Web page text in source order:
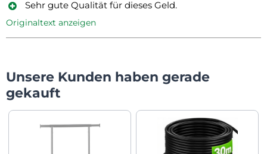
Sehr gute Qualität für dieses Geld.
Originaltext anzeigen
Unsere Kunden haben gerade
gekauft